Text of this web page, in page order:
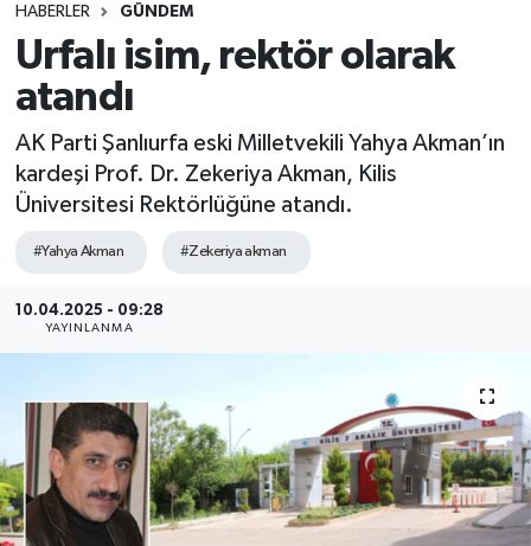
HABERLER GÜNDEM
Urfalı isim, rektör olarak
atandı
AK Parti Şanlıurfa eski Milletvekili Yahya Akman’ın
kardeşi Prof. Dr. Zekeriya Akman, Kilis
Üniversitesi Rektörlüğüne atandı.
#Yahya Akman #Zekeriya akman
10.04.2025 - 09:28
YAYINLANMA
Gündem
Kültür
Magazin
Tüm Manşetler
Son Dakika Haberleri
Haber Arşivi